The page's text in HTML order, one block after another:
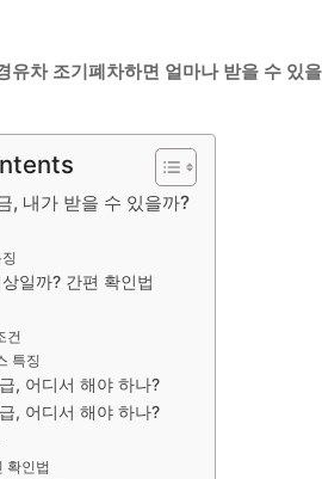
유차 조기폐차하면 얼마나 받을 수 있
, 내가 받을 수 있을까?
일까? 간편 확인법
건
특징
, 어디서 해야 하나?
, 어디서 해야 하나?
확인법